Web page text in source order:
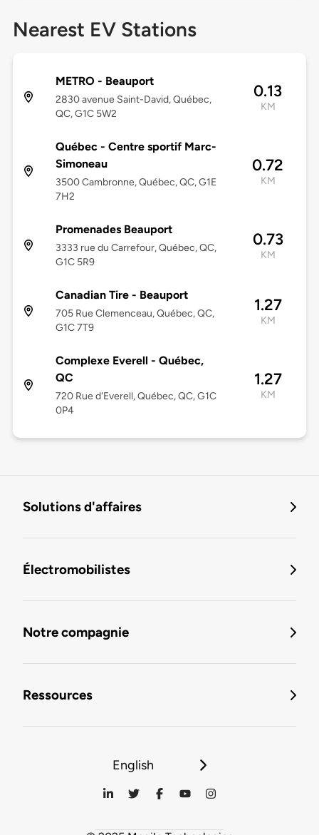
Nearest EV Stations
METRO - Beauport
2830 avenue Saint-David, Québec,
QC, G1C 5W2
0.13
KM
Québec - Centre sportif Marc-
Simoneau
3500 Cambronne, Québec, QC, G1E
7H2
0.72
KM
Promenades Beauport
3333 rue du Carrefour, Québec, QC,
G1C 5R9
0.73
KM
Canadian Tire - Beauport
705 Rue Clemenceau, Québec, QC,
G1C 7T9
1.27
KM
Complexe Everell - Québec,
QC
720 Rue d'Everell, Québec, QC, G1C
0P4
1.27
KM
Solutions d'affaires
Électromobilistes
Notre compagnie
Ressources
English